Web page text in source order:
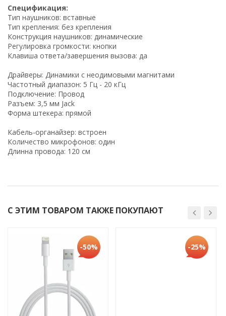
Спецификация:
Тип наушников: вставные
Тип крепления: без крепления
Конструкция наушников: динамические
Регулировка громкости: кнопки
Клавиша ответа/завершения вызова: да
Драйверы: Динамики с неодимовыми магнитами
Частотный диапазон: 5 Гц - 20 кГц
Подключение: Провод
Разъем: 3,5 мм Jack
Форма штекера: прямой
Кабель-органайзер: встроен
Количество микрофонов: один
Длинна провода: 120 см
С ЭТИМ ТОВАРОМ ТАКЖЕ ПОКУПАЮТ
-50% -25%